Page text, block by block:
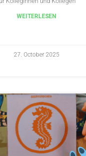
WEITERLESEN
27. October 2025